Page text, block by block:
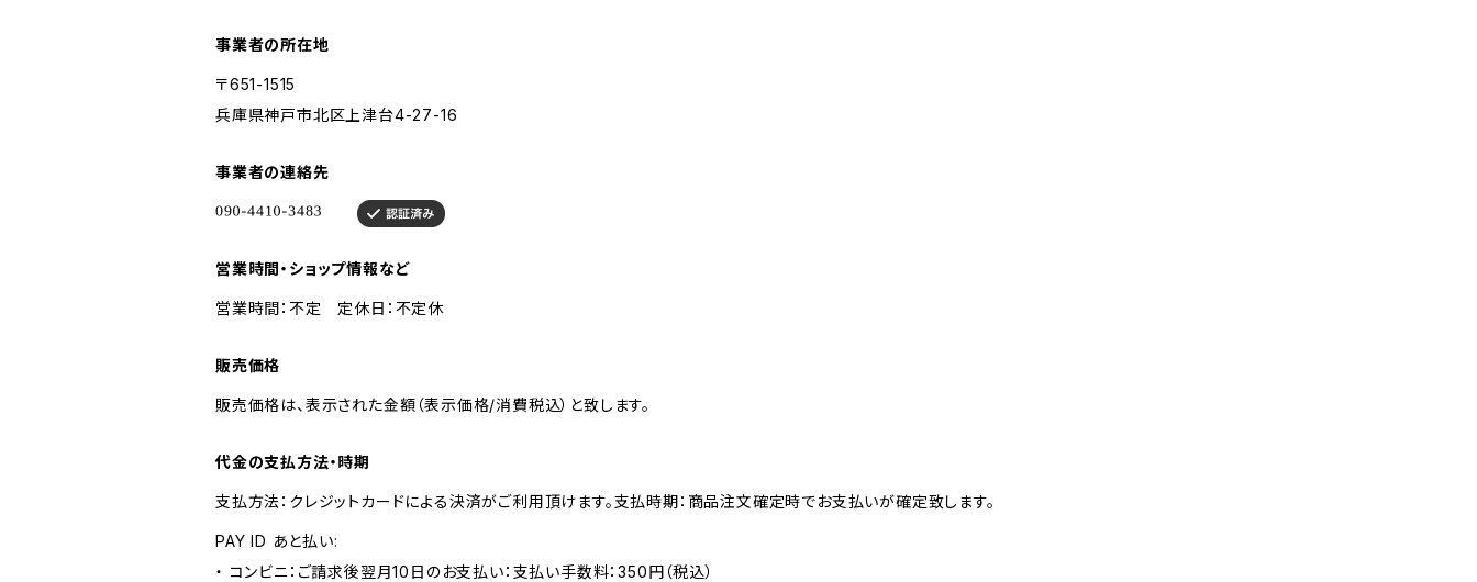
事業者の所在地
〒651-1515
兵庫県神戸市北区上津台4-27-16
事業者の連絡先
営業時間・ショップ情報など
営業時間：不定 定休日：不定休
販売価格
販売価格は、表示された金額（表示価格/消費税込）と致します。
代金の支払方法・時期
支払方法：クレジットカードによる決済がご利用頂けます。支払時期：商品注文確定時でお支払いが確定致します。
PAY ID あと払い:
・ コンビニ：ご請求後翌月10日のお支払い：支払い手数料：350円（税込）